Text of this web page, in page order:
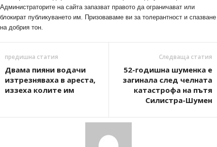
Администраторите на сайта запазват правото да ограничават или
блокират публикуването им. Призоваваме ви за толерантност и спазване
на добрия тон.
предишна статия
Двама пияни водачи
изтрезняваха в ареста,
иззеха колите им
Следваща статия
52-годишна шуменка е
загинала след челната
катастрофа на пътя
Силистра-Шумен